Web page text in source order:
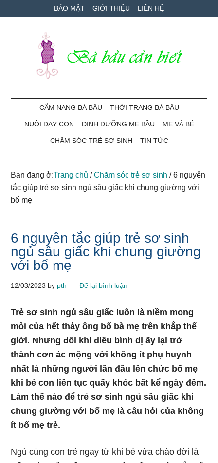
to
to
qua
BẢO MẬT GIỚI THIỆU LIÊN HỆ
Bà
Bầu
Cần
Biết
bé
CẨM NANG BÀ BẦU THỜI TRANG BÀ BẦU
NUÔI DẠY CON DINH DƯỠNG MẸ BẦU MẸ VÀ BÉ
CHĂM SÓC TRẺ SƠ SINH TIN TỨC
Bạn đang ở:Trang chủ / Chăm sóc trẻ sơ sinh /6 nguyên
tắc giúp trẻ sơ sinh ngủ sâu giấc khi chung giường với
bố mẹ
6 nguyên tắc giúp trẻ sơ sinh
ngủ sâu giấc khi chung giường
với bố mẹ
12/03/2023 by pth Để lại bình luận
Trẻ sơ sinh ngủ sâu giấc luôn là niềm mong
mỏi của hết thảy ông bố bà mẹ trên khắp thế
giới. Nhưng đôi khi điều bình dị ấy lại trở
thành cơn ác mộng với không ít phụ huynh
nhất là những người lần đầu lên chức bố mẹ
khi bé con liên tục quấy khóc bất kể ngày đêm.
Làm thế nào để trẻ sơ sinh ngủ sâu giấc khi
chung giường với bố mẹ là câu hỏi của không
ít bố mẹ trẻ.
Ngủ cùng con trẻ ngay từ khi bé vừa chào đời là